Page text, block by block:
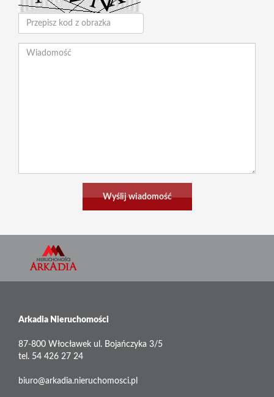
Arkadia Nieruchomości
87-800 Włocławek ul. Bojańczyka 3/5
tel. 54 426 27 24
biuro@arkadia.nieruchomosci.pl